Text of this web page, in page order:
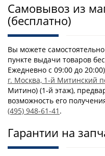
Самовывоз из
(бесплатно)
Вы можете
пункте выдачи товаров
Ежедневно с 09:00 до
г. Москва, 1-й Митинский
Митино) (1-й этаж),
возможность его
(495) 948-61-41 .
Гарантии на